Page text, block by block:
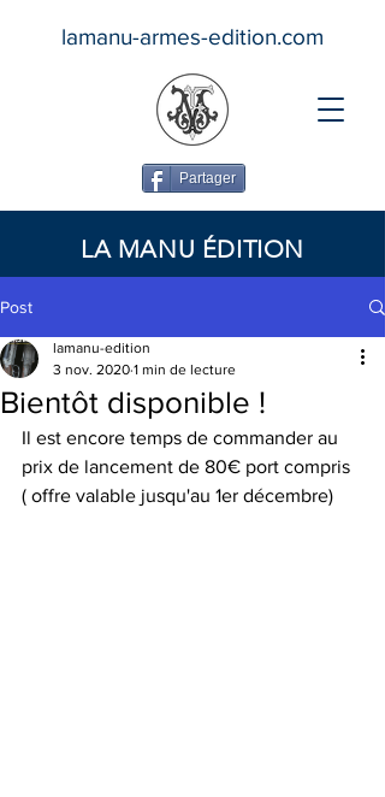
lamanu-armes-edition.com
Partager
LA MANU ÉDITION
Se connecter
Post
Bientôt disponible !
lamanu-edition
3 nov. 2020 1 min de lecture
Il est encore temps de commander au
prix de lancement de 80€ port compris
( offre valable jusqu'au 1er décembre)